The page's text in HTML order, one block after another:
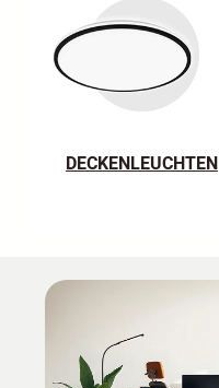
DECKENLEUCHTEN